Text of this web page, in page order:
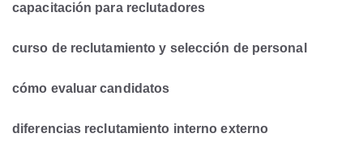
capacitación para reclutadores
curso de reclutamiento y selección de personal
cómo evaluar candidatos
diferencias reclutamiento interno externo